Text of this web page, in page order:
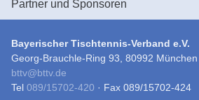
Partner und Sponsoren
Bayerischer Tischtennis-Verband e.V.
Georg-Brauchle-Ring 93, 80992 München
bttv@bttv.de
Tel 089/15702-420 · Fax 089/15702-424